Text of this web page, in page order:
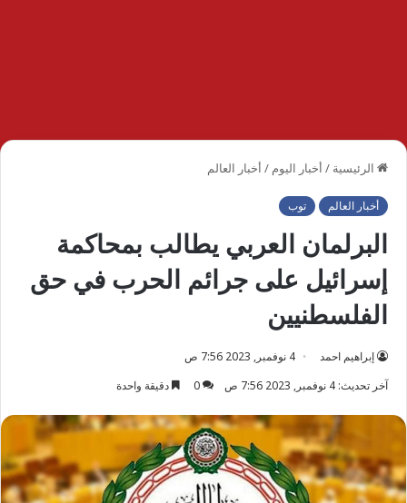
الرئيسية / أخبار اليوم / أخبار العالم
أخبار العالم توب
البرلمان العربي يطالب بمحاكمة
إسرائيل على جرائم الحرب في حق
الفلسطنيين
إبراهيم احمد
4 نوفمبر, 2023 7:56 ص
آخر تحديث: 4 نوفمبر, 2023 7:56 ص
0 دقيقة واحدة